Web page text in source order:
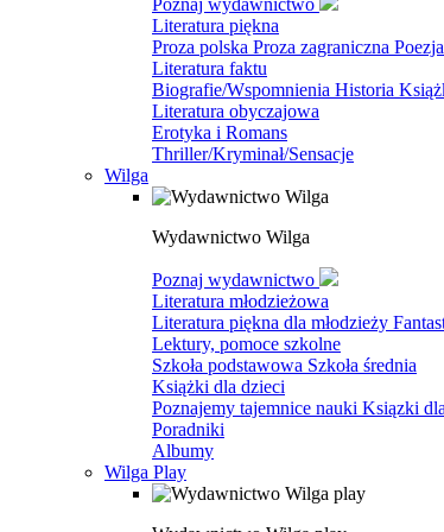
Poznaj wydawnictwo
Literatura piękna
Proza polska Proza zagraniczna
Literatura faktu
Biografie/Wspomnienia Historia
Literatura obyczajowa
Erotyka i Romans
Thriller/Kryminał/Sensacje
Wilga
Wydawnictwo Wilga
Poznaj wydawnictwo
Literatura młodzieżowa
Literatura piękna dla młodzieży
Lektury, pomoce szkolne
Szkoła podstawowa Szkoła średnia
Książki dla dzieci
Poznajemy tajemnice nauki Ksiązki
Poradniki
Albumy
Wilga Play